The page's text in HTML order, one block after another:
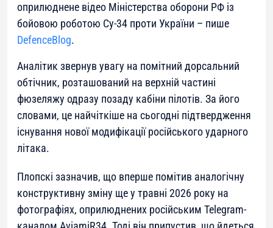
оприлюднене відео Міністерства оборони РФ із
бойовою роботою Су-34 проти України – пише
DefenceBlog.
Аналітик звернув увагу на помітний дорсальний
обтічник, розташований на верхній частині
фюзеляжу одразу позаду кабіни пілотів. За його
словами, це найчіткіше на сьогодні підтвердження
існування нової модифікації російського ударного
літака.
Плопскі зазначив, що вперше помітив аналогічну
конструктивну зміну ще у травні 2026 року на
фотографіях, оприлюднених російським Telegram-